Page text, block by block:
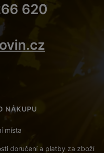
620
NÁKUPU
místa
doručení a platby za zboží